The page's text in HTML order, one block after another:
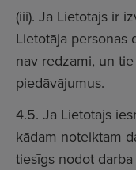
(iii). Ja Lietotājs ir
Lietotāja personas
nav redzami, un
piedāvājumus.
4.5. Ja Lietotājs
kādam noteiktam
tiesīgs nodot